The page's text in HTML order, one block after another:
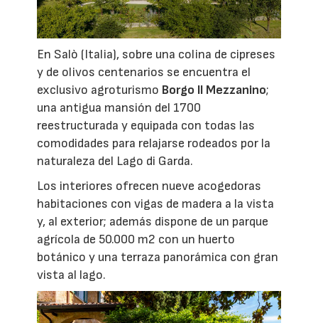
En Salò (Italia), sobre una colina de cipreses
y de olivos centenarios se encuentra el
exclusivo agroturismo Borgo Il Mezzanino;
una antigua mansión del 1700
reestructurada y equipada con todas las
comodidades para relajarse rodeados por la
naturaleza del Lago di Garda.
Los interiores ofrecen nueve acogedoras
habitaciones con vigas de madera a la vista
y, al exterior; además dispone de un parque
agrícola de 50.000 m2 con un huerto
botánico y una terraza panorámica con gran
vista al lago.